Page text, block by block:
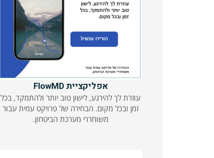
אפליקציית FlowMD
עוזרת לך להירגע, לישון טוב יותר ולהתמקד, בכל
זמן ובכל מקום. הבחירה של פרויקט עמית עבור
משוחררי מערכת הביטחון.